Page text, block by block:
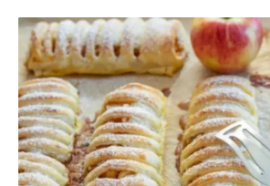
© DR